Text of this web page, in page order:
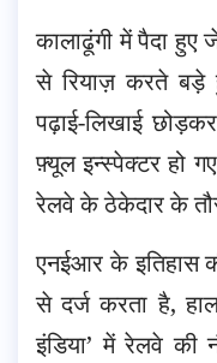
कालाढूंगी में पैदा
से रियाज़ करते
पढ़ाई-लिखाई
फ़्यूल इन्स्पेक्टर हो
रेलवे के ठेकेदार के
एनईआर के इतिहास
से दर्ज करता है,
इंडिया’ में रेलवे की